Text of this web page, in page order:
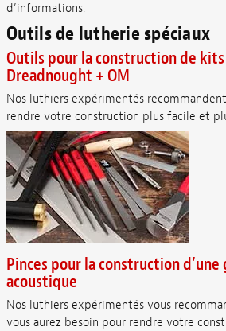
d’informations.
Outils de lutherie spéciaux
Outils pour la construction de
Dreadnought + OM
Nos luthiers expérimentés
rendre votre construction plus facile et
Pinces pour la construction
acoustique
Nos luthiers expérimentés vous
vous aurez besoin pour rendre votre